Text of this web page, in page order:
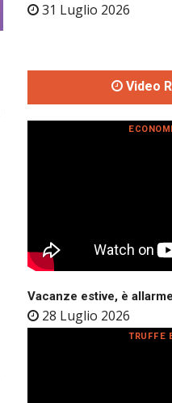
31 Luglio 2026
Video
Vacanze estive, è
28 Luglio 2026
TRUFFE